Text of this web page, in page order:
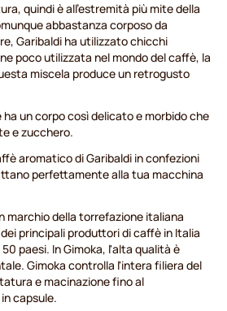
quindi è all'estremità più mite della
abbastanza corposo da
Garibaldi ha utilizzato chicchi
poco utilizzata nel mondo del caffè, la
miscela produce un retrogusto
ha un corpo così delicato e morbido che
e zucchero.
aromatico di Garibaldi in confezioni
perfettamente alla tua macchina
marchio della torrefazione italiana
principali produttori di caffè in Italia
paesi. In Gimoka, l'alta qualità è
Gimoka controlla l'intera filiera del
e macinazione fino al
capsule.